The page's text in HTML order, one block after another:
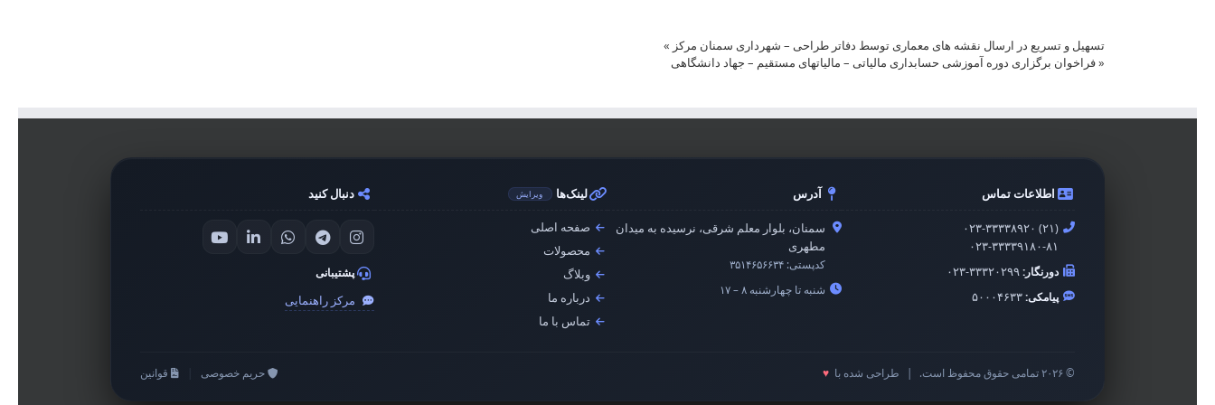
تسهیل و تسریع در ارسال نقشه های معماری توسط دفاتر طراحی – شهرداری سمنان مرکز »
«فراخوان برگزاری دوره آموزشی حسابداری مالیاتی – مالیاتهای مستقیم – جهاد دانشگاهی
اطلاعات تماس
۰۲۳-۳۳۳۳۸۹۲۰ (۲۱)
۰۲۳-۳۳۳۳۹۱۸۰-۸۱
دورنگار:۰۲۳-۳۳۳۲۰۲۹۹
پیامکی:۵۰۰۰۴۶۳۳
آدرس
سمنان، بلوار معلم شرقی، نرسیده به میدان
مطهری
کدپستی:۳۵۱۴۶۵۶۶۳۴
شنبه تا چهارشنبه ۸ – ۱۷
لینک‌ها ویرایش
صفحه اصلی
محصولات
وبلاگ
درباره ما
تماس با ما
دنبال کنید
پشتیبانی
مرکز راهنمایی
© ۲۰۲۶ تمامی حقوق محفوظ است. طراحی شده با ♥ حریم خصوصی قوانین